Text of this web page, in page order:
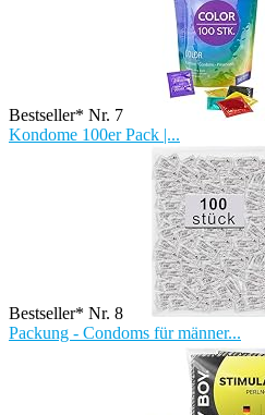
Bestseller* Nr. 7
Kondome 100er Pack |...
Bestseller* Nr. 8
Packung - Condoms für männer...